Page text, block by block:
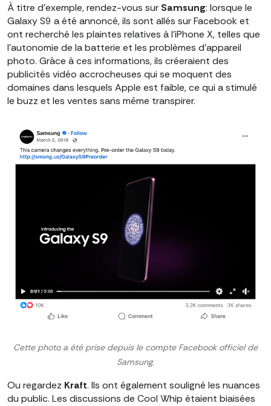
À titre d'exemple, rendez-vous sur Samsung: lorsque le
Galaxy S9 a été annoncé, ils sont allés sur Facebook et
ont recherché les plaintes relatives à l'iPhone X, telles que
l'autonomie de la batterie et les problèmes d'appareil
photo. Grâce à ces informations, ils créeraient des
publicités vidéo accrocheuses qui se moquent des
domaines dans lesquels Apple est faible, ce qui a stimulé
le buzz et les ventes sans même transpirer.
Cette photo a été prise depuis le compte Facebook officiel de
Samsung.
Ou regardez Kraft. Ils ont également souligné les nuances
du public. Les discussions de Cool Whip étaient biaisées